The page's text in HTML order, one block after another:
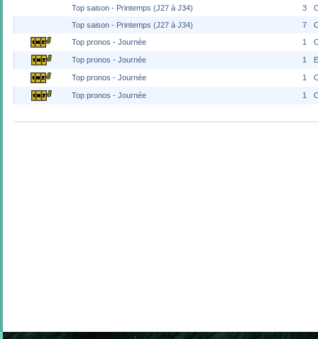
Top saison - Printemps (J27 à J34)
3
Top saison - Printemps (J27 à J34)
7
Top pronos - Journée
1
Top pronos - Journée 1
Top pronos - Journée 1
Top pronos - Journée 1